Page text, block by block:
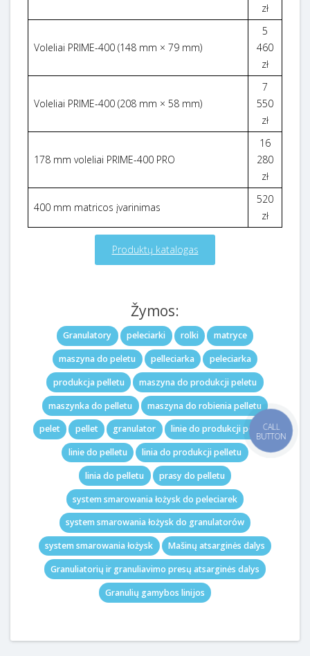
zł
Voleliai PRIME-400 (148 mm × 79 mm)
5
460
zł
Voleliai PRIME-400 (208 mm × 58 mm)
7
550
zł
178 mm voleliai PRIME-400 PRO
16
280
zł
400 mm matricos įvarinimas
520
zł
Produktų katalogas
Žymos:
Granulatory peleciarki rolki
matryce
maszyna do peletu
pelleciarka
peleciarka
produkcja pelletu
maszyna do produkcji peletu
maszynka do pelletu
maszyna do robienia pelletu
pelet
pellet granulator
linie do produkcji pelletu
linie do pelletu
linia do produkcji pelletu
linia do pelletu
prasy do pelletu
system smarowania łożysk do peleciarek
system smarowania łożysk do granulatorów
system smarowania łożysk
Mašinų atsarginės dalys
Granuliatorių ir granuliavimo presų atsarginės dalys
Granulių gamybos linijos
CALL
BUTTON